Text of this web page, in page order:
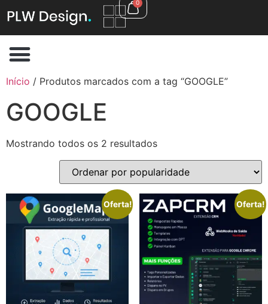
0
Início / Produtos marcados com a tag “GOOGLE”
GOOGLE
Mostrando todos os 2 resultados
Oferta! Oferta!